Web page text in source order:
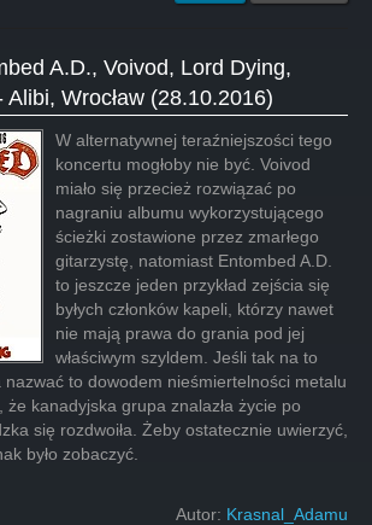
A.D., Voivod, Lord Dying,
Wrocław (28.10.2016)
W alternatywnej teraźniejszości tego
koncertu mogłoby nie być. Voivod
miało się przecież rozwiązać po
nagraniu albumu wykorzystującego
ścieżki zostawione przez zmarłego
gitarzystę, natomiast Entombed A.D.
to jeszcze jeden przykład zejścia się
byłych członków kapeli, którzy nawet
nie mają prawa do grania pod jej
właściwym szyldem. Jeśli tak na to
to dowodem nieśmiertelności metalu
że kanadyjska grupa znalazła życie po
się rozdwoiła. Żeby ostatecznie uwierzyć,
było zobaczyć.
Autor: Krasnal_Adamu